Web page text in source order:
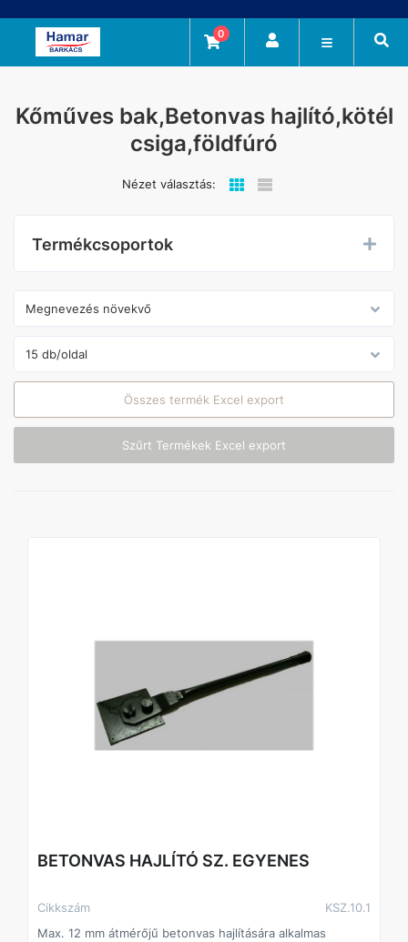
0
Kőműves bak,Betonvas hajlító,kötél
csiga,földfúró
Nézet választás:
Termékcsoportok
Összes termék Excel export
Szűrt Termékek Excel export
BETONVAS HAJLÍTÓ SZ. EGYENES
Cikkszám
KSZ.10.1
Max. 12 mm átmérőjű betonvas hajlítására alkalmas